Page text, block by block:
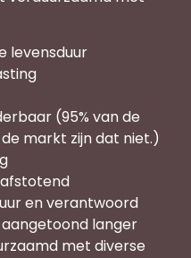
levensduur
(95% van de
markt zijn dat niet.)
en verantwoord
langer
met diverse